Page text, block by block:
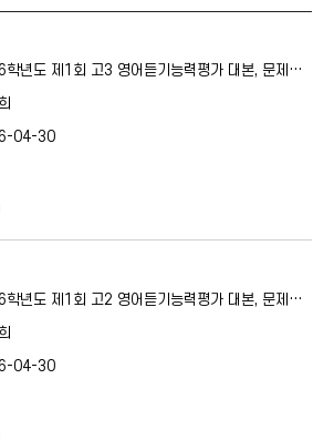
년도 제1회 고3 영어듣기능력평가 대본, 문제지,
04-30
년도 제1회 고2 영어듣기능력평가 대본, 문제지,
04-30